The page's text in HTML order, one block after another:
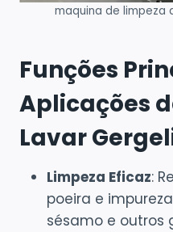
maquina de limpeza
Funções
Aplicações
Lavar
Limpeza Eficaz:
poeira e
sésamo e outros